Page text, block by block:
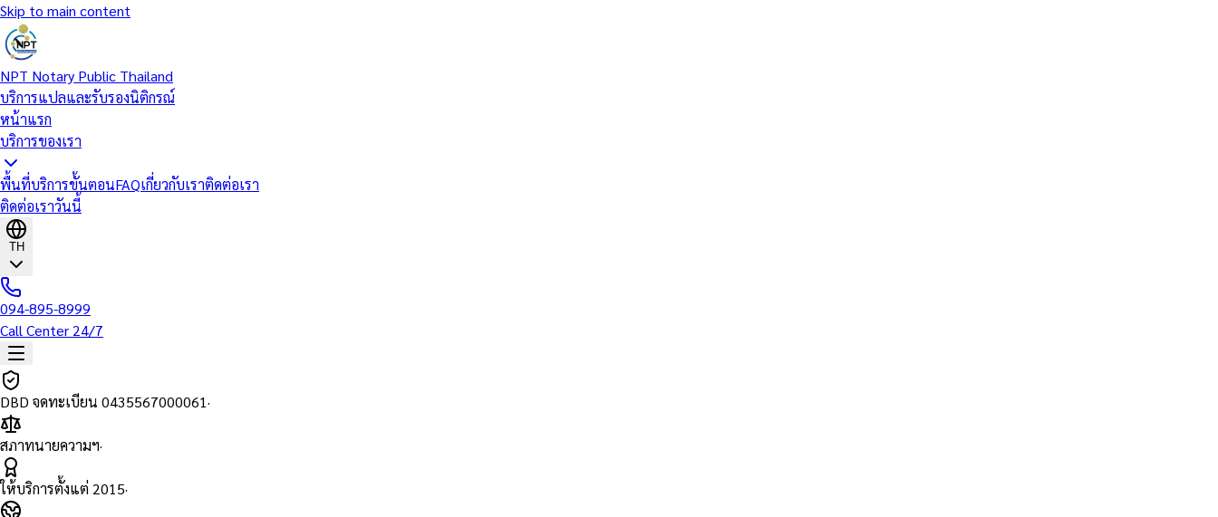
Skip to main content
NPT Notary Public Thailand
บริการแปลและรับรองนิติกรณ์
หน้าแรก
บริการของเรา
พื้นที่บริการขั้นตอนFAQเกี่ยวกับเราติดต่อเรา
ติดต่อเราวันนี้
TH
094-895-8999
Call Center 24/7
DBD จดทะเบียน 0435567000061·
สภาทนายความฯ·
ให้บริการตั้งแต่ 2015·